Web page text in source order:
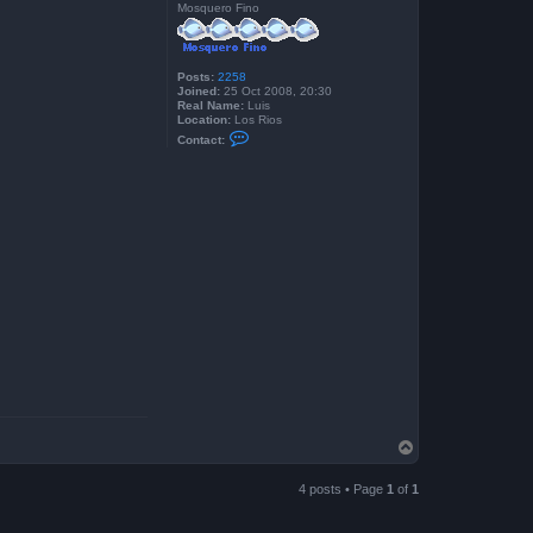
s
e
Mosquero Fino
Posts: 2258
Joined: 25 Oct 2008, 20:30
Real Name: Luis
Location: Los Rios
Contact:
o
4 posts • Page 1 of 1